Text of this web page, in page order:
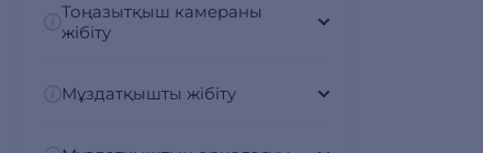
Тоңазытқыш камераны
жібіту
Мұздатқышты жібіту